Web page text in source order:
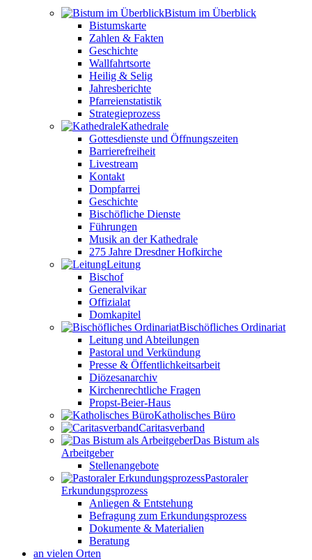
Bistum im Überblick
Bistumskarte
Zahlen & Fakten
Geschichte
Wallfahrtsorte
Heilig & Selig
Jahresberichte
Pfarreienstatistik
Strategieprozess
Kathedrale
Gottesdienste und Öffnungszeiten
Barrierefreiheit
Livestream
Kontakt
Dompfarrei
Geschichte
Bischöfliche Dienste
Führungen
Musik an der Kathedrale
275 Jahre Dresdner Hofkirche
Leitung
Bischof
Generalvikar
Offizialat
Domkapitel
Bischöfliches Ordinariat
Leitung und Abteilungen
Pastoral und Verkündung
Presse & Öffentlichkeitsarbeit
Diözesanarchiv
Kirchenrechtliche Fragen
Propst-Beier-Haus
Katholisches Büro
Caritasverband
Das Bistum als
Arbeitgeber
Stellenangebote
Pastoraler
Erkundungsprozess
Anliegen & Entstehung
Befragung zum Erkundungsprozess
Dokumente & Materialien
Beratung
an vielen Orten